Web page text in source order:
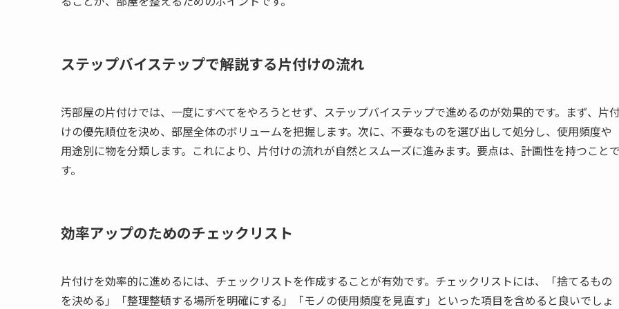
ステップバイステップで解説する片付けの流れ
汚部屋の片付けでは、一度にすべてをやろうとせず、ステップバイステップで進めるのが効果的です。まず、片
けの優先順位を決め、部屋全体のボリュームを把握します。次に、不要なものを選び出して処分し、使用頻度や
用途別に物を分類します。これにより、片付けの流れが自然とスムーズに進みます。要点は、計画性を持つこと
す。
効率アップのためのチェックリスト
片付けを効率的に進めるには、チェックリストを作成することが有効です。チェックリストには、「捨てるもの
を決める」「整理整頓する場所を明確にする」「モノの使用頻度を見直す」といった項目を含めると良いでしょ